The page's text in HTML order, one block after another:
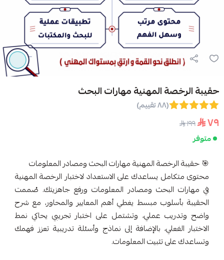
حقيبة الرخصة المهنية مهارات البحث
(٨٨ تقييم)
٧٩
١٩٩
متوفر
🎯 حقيبة الرخصة المهنية مهارات البحث ومصادر المعلومات
محتوى متكامل يساعدك على الاستعداد لاختبار الرخصة المهنية
في مهارات البحث ومصادر المعلومات ورفع جاهزيتك. صُممت
الحقيبة بأسلوب مبسط يغطي أهم المعايير والمحاور، مع شرح
واضح وتدريب عملي، وتشتمل على اختبار تجريبي يحاكي نمط
الاختبار الفعلي، بالإضافة إلى نماذج وأسئلة تدريبية تعزز فهمك
وتساعدك على تثبيت المعلومات.